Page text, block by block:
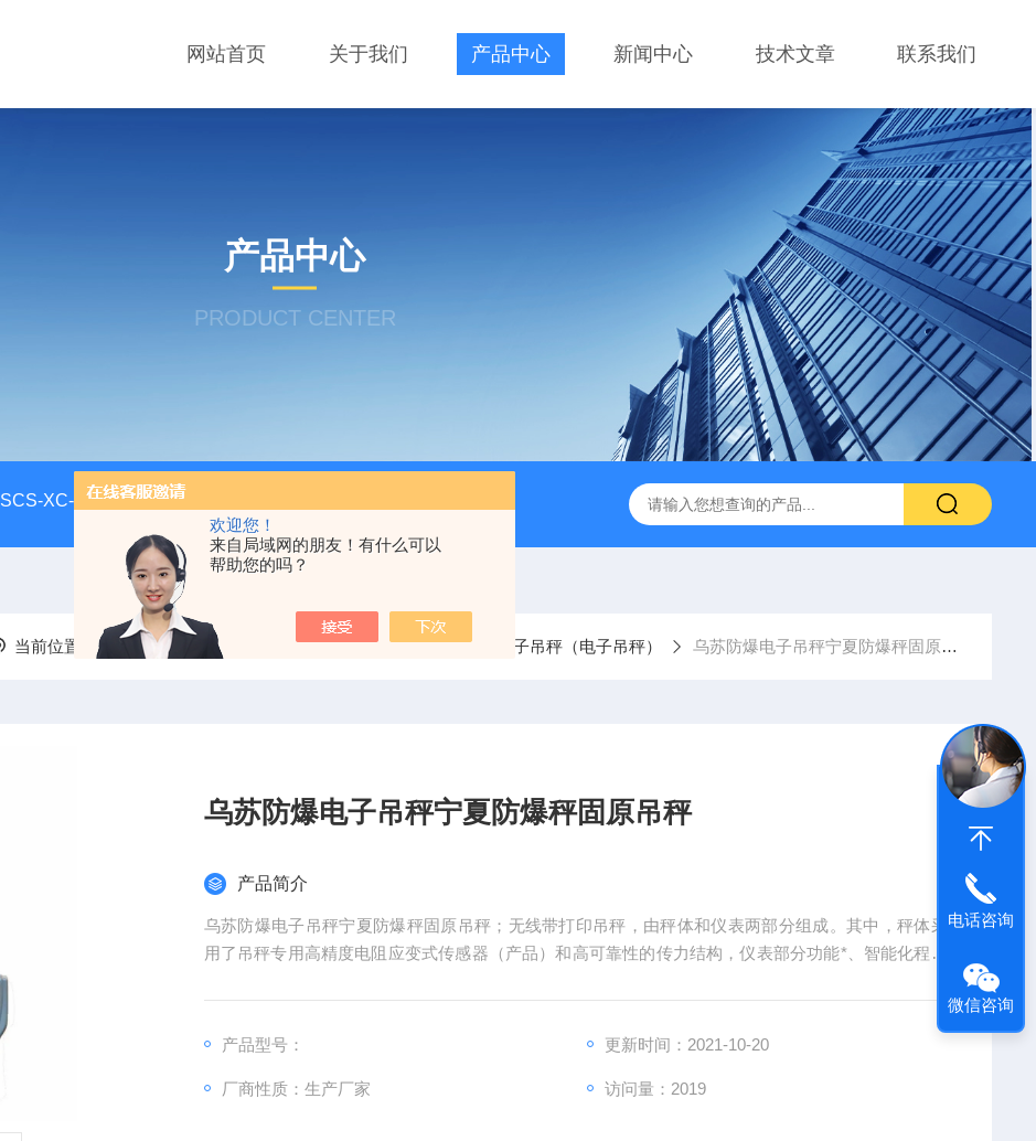
欢迎您！
来自局域网的朋友！有什么可以
帮助您的吗？
网站首页 关于我们 产品中心 新闻中心 技术文章 联系我们
产品中心
PRODUCT CENTER
SCS-XC-E宁波柯力地磅 D2008-W柯力D2008-W数字仪表 D39-W-CAN物联网称重显示仪表宁波
当前位置： 首页 产品中心 电子吊秤/吊钩秤/挂钩秤 防爆电子吊秤（电子吊秤） 乌苏防爆电子吊秤宁夏防爆秤固原吊秤
乌苏防爆电子吊秤宁夏防爆秤固原吊秤
产品简介
乌苏防爆电子吊秤宁夏防爆秤固原吊秤；无线带打印吊秤，由秤体和仪表两部分组成。其中，秤体采
用了吊秤专用高精度电阻应变式传感器（产品）和高可靠性的传力结构，仪表部分功能*、智能化程度
产品型号： 更新时间：2021-10-20
厂商性质：生产厂家 访问量：2019
电话咨询
微信咨询